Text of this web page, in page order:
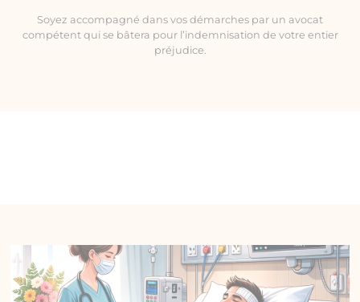
Soyez accompagné dans vos démarches par un avocat
compétent qui se bâtera pour l’indemnisation de votre entier
préjudice.